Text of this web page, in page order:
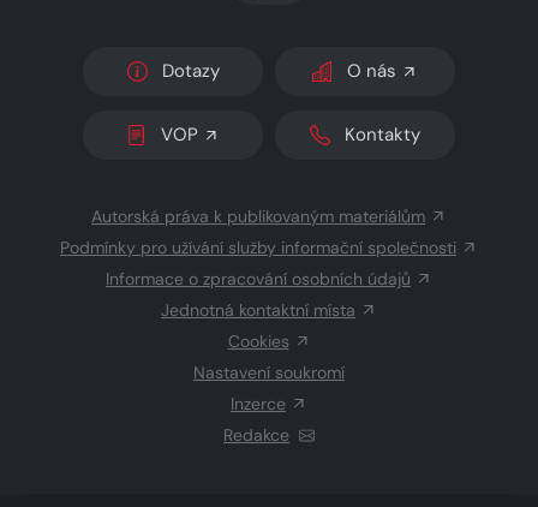
Dotazy O nás
VOP Kontakty
Autorská práva k publikovaným materiálům
Podmínky pro užívání služby informační společnosti
Informace o zpracování osobních údajů
Jednotná kontaktní místa
Cookies
Nastavení soukromí
Inzerce
Redakce